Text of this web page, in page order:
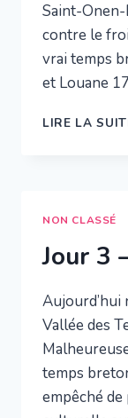
Saint-
contre le
vrai temps
et Louane
LIRE LA
NON CLASSÉ
Jour 3
Aujourd’hui
Vallée des
temps
empêché